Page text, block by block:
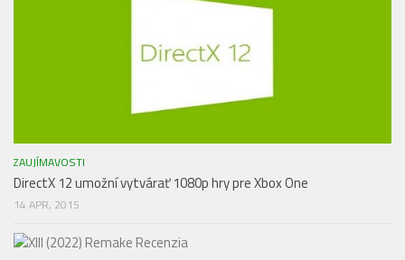
ZAUJÍMAVOSTI
DirectX 12 umožní vytvárať 1080p hry pre Xbox One
14 APR, 2015